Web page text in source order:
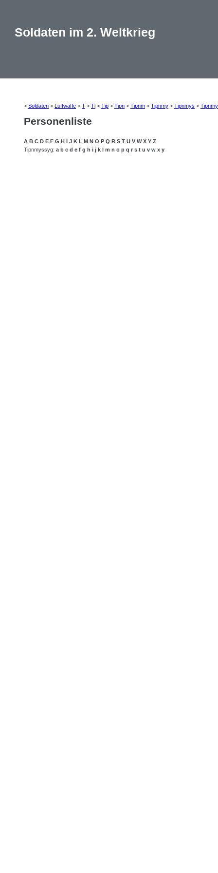
Soldaten im 2. Weltkrieg
> Soldaten > Luftwaffe > T > Ti > Tip > Tipn > Tipnm > Tipnmy > Tipnmys >
Personenliste
A B C D E F G H I J K L M N O P Q R S T U V W X Y Z
Tipnmyssyg: a b c d e f g h i j k l m n o p q r s t u v w x y